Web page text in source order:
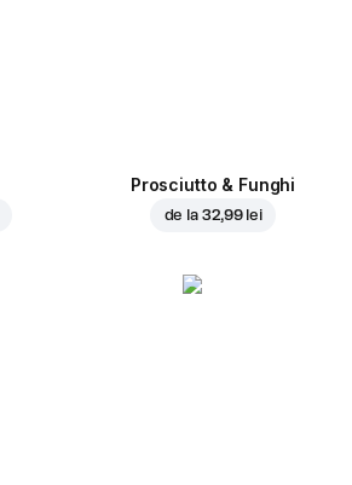
Prosciutto & Funghi
de la 32,99 lei